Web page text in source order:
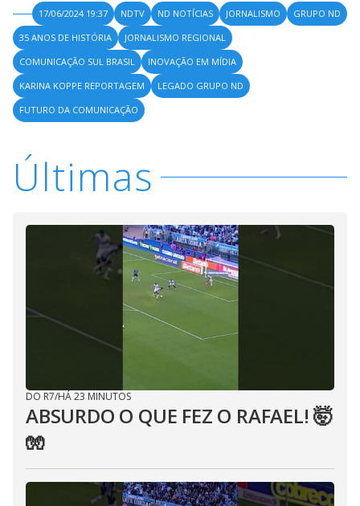
17/06/2024 19:37 NDTV ND NOTÍCIAS JORNALISMO
GRUPO ND
35 ANOS DE HISTÓRIA
JORNALISMO REGIONAL
COMUNICAÇÃO SUL BRASIL
INOVAÇÃO EM MÍDIA
KARINA KOPPE REPORTAGEM
LEGADO GRUPO ND
FUTURO DA COMUNICAÇÃO
Últimas
DO R7/HÁ 23 MINUTOS
ABSURDO O QUE FEZ O RAFAEL! 🤯
🧤